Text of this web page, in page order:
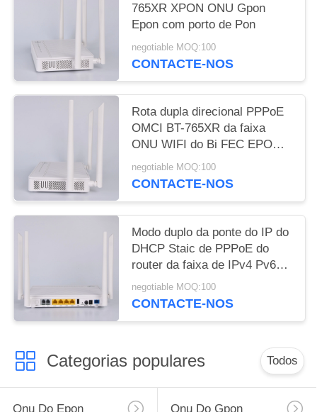
765XR XPON ONU Gpon
Epon com porto de Pon
negotiable MOQ:100
CONTACTE-NOS
Rota dupla direcional PPPoE
OMCI BT-765XR da faixa
ONU WIFI do Bi FEC EPON
GPON
negotiable MOQ:100
CONTACTE-NOS
Modo duplo da ponte do IP do
DHCP Staic de PPPoE do
router da faixa de IPv4 Pv6
Epon
negotiable MOQ:100
CONTACTE-NOS
Categorias populares Todos
Onu Do Epon Onu Do Gpon